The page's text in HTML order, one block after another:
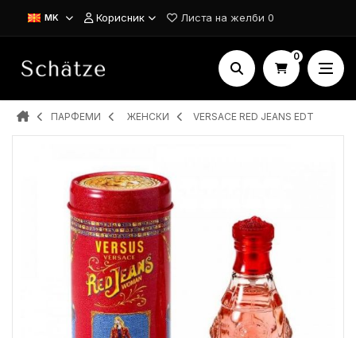
MK Корисник Листа на желби 0
0
ПАРФЕМИ ЖЕНСКИ VERSACE RED JEANS EDT